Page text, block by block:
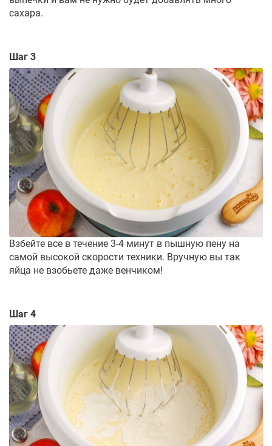
сахара.
Шаг 3
Взбейте все в течение 3-4 минут в пышную пену на
самой высокой скорости техники. Вручную вы так
яйца не взобьете даже венчиком!
Шаг 4